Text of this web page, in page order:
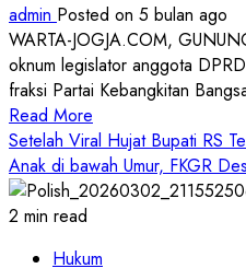
Pencabulan
Anak
di
bawah
Umur
admin Posted on 5 bulan ago
WARTA-JOGJA.COM,
oknum legislator anggota
fraksi Partai Kebangkitan
Read More
more
about
Oknum
Tersandung
Setelah Viral Hujat Bupati RS
Anak di bawah Umur, FKGR
2 min read
Hukum